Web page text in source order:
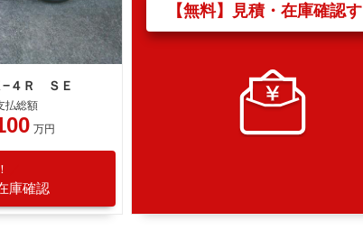
−４Ｒ ＳＥ
払総額
万円
庫確認
【無料】見積・在庫確認